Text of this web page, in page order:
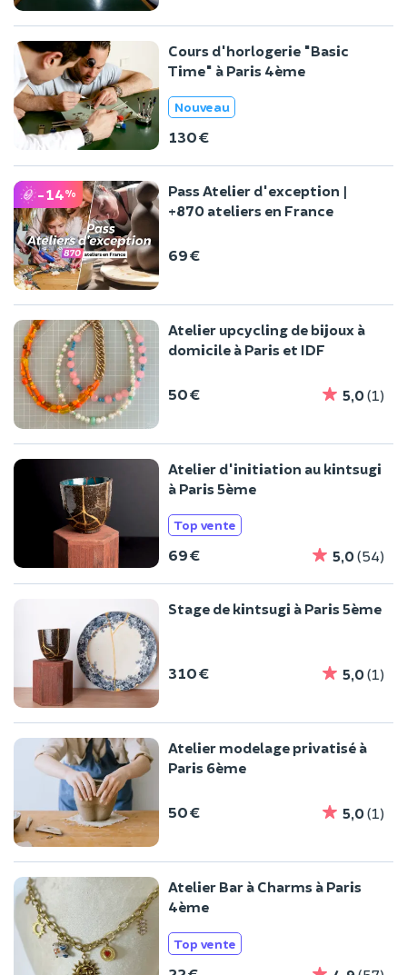
Cours d'horlogerie "Basic
Time" à Paris 4ème
Nouveau
130 €
-14%
Pass Atelier d'exception |
+870 ateliers en France
69 €
Atelier upcycling de bijoux à
domicile à Paris et IDF
50 € 5,0(1)
Atelier d'initiation au kintsugi
à Paris 5ème
Top vente
69 € 5,0(54)
Stage de kintsugi à Paris 5ème
310 € 5,0(1)
Atelier modelage privatisé à
Paris 6ème
50 € 5,0(1)
Atelier Bar à Charms à Paris
4ème
Top vente